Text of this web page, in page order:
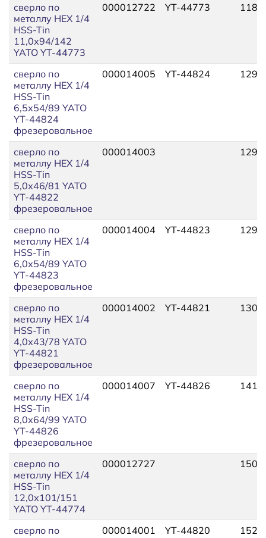
сверло по
металлу HEX 1/4
HSS-Tin
11,0х94/142
YATO YT-44773
000012722 YT-44773
сверло по
металлу HEX 1/4
HSS-Tin
6,5х54/89 YATO
YT-44824
фрезеровальное
000014005 YT-44824
сверло по
металлу HEX 1/4
HSS-Tin
5,0х46/81 YATO
YT-44822
фрезеровальное
000014003
сверло по
металлу HEX 1/4
HSS-Tin
6,0х54/89 YATO
YT-44823
фрезеровальное
000014004 YT-44823
сверло по
металлу HEX 1/4
HSS-Tin
4,0х43/78 YATO
YT-44821
фрезеровальное
000014002 YT-44821
сверло по
металлу HEX 1/4
HSS-Tin
8,0х64/99 YATO
YT-44826
фрезеровальное
000014007 YT-44826
сверло по
металлу HEX 1/4
HSS-Tin
12,0х101/151
YATO YT-44774
000012727
сверло по
000014001 YT-44820